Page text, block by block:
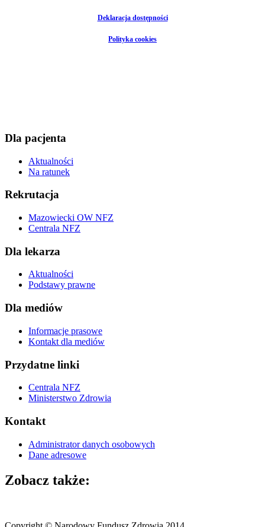
Deklaracja dostępności
Polityka cookies
Dla pacjenta
Aktualności
Na ratunek
Rekrutacja
Mazowiecki OW NFZ
Centrala NFZ
Dla lekarza
Aktualności
Podstawy prawne
Dla mediów
Informacje prasowe
Kontakt dla mediów
Przydatne linki
Centrala NFZ
Ministerstwo Zdrowia
Kontakt
Administrator danych osobowych
Dane adresowe
Zobacz także: